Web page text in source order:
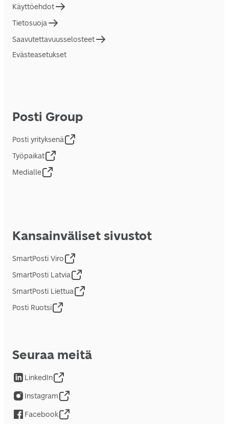
Käyttöehdot
Tietosuoja
Saavutettavuusselosteet
Evästeasetukset
Posti Group
Posti yrityksenä
Työpaikat
Medialle
Kansainväliset sivustot
SmartPosti Viro
SmartPosti Latvia
SmartPosti Liettua
Posti Ruotsi
Seuraa meitä
LinkedIn
Instagram
Facebook